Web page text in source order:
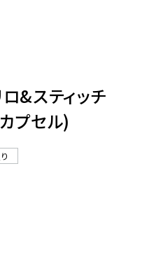
&スティッチ
プセル)